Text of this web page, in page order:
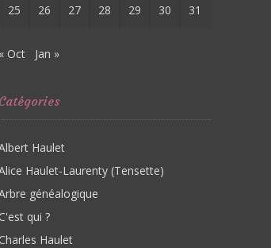
25 26 27 28 29 30 31
« Oct Jan »
Catégories
Haulet
Haulet-Laurenty (Tensette)
généalogique
C'est qui ?
Charles Haulet